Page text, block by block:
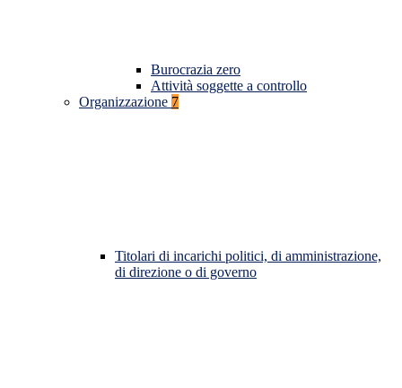
Burocrazia zero
Attività soggette a controllo
Organizzazione 7
Titolari di incarichi politici, di amministrazione,
di direzione o di governo